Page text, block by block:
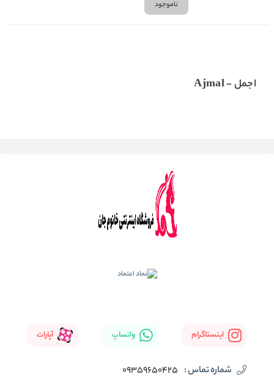
ناموجود
اجمل - Ajmal
اینستاگرام واتساپ آپارات
شماره تماس : 09359650425